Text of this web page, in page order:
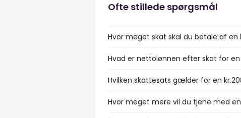
Ofte stillede spørgsmål
Hvor meget skat skal du betale af en
Hvad er nettolønnen efter skat for en
Hvilken skattesats gælder for en
Hvor meget mere vil du tjene med en